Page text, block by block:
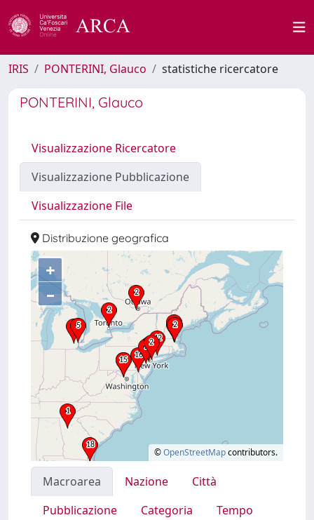
IRIS PONTERINI, Glauco statistiche ricercatore
PONTERINI, Glauco
Visualizzazione Ricercatore
Visualizzazione Pubblicazione
Visualizzazione File
Distribuzione geografica
+
–
©OpenStreetMapcontributors.
Macroarea Nazione
Città
Pubblicazione
Categoria
Tempo